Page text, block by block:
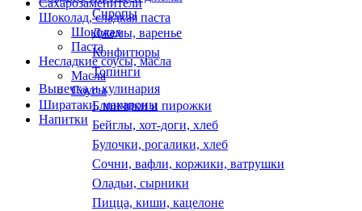
Сахарозаменители
Шоколад, сладкая паста
Шоколад
Паста
Несладкие соусы, масла
Масла
Соусы
Ширатаки, макароны
Напитки
Сиропы
Джемы, варенье
Конфитюры
Топинги
Выпечка и кулинария
Блинчики и пирожки
Бейглы, хот-доги, хлеб
Булочки, рогалики, хлеб
Сочни, вафли, коржики, ватрушки
Оладьи, сырники
Пицца, киши, кацелоне